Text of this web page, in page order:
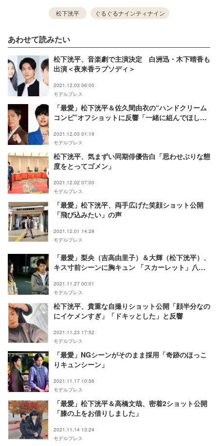
松下洸平 ぐるぐるナインティナイン
あわせて読みたい
松下洸平、音楽劇で主演決定 白洲迅・木下晴香も
出演＜夜来香ラプソディ＞
2021.12.03 06:00
モデルプレス
「最愛」松下洸平＆佐久間由衣の“ハンドクリーム
コンビ”オフショットに反響「一緒に組んでほし
2021.12.03 01:19
モデルプレス
松下洸平、気まずい同期俳優告白「思わせぶりな態
度をとってゴメン」
2021.12.02 07:00
モデルプレス
「最愛」松下洸平、両手広げた笑顔ショット公開
「飛び込みたい」の声
2021.12.01 14:28
モデルプレス
「最愛」梨央（吉高由里子）＆大輝（松下洸平）、
キス寸前シーンに胸キュン 「スカーレット」八郎
2021.11.27 00:01
モデルプレス
松下洸平、貴重な自撮りショット公開「顔半分なの
にイケメンすぎ」「ドキッとした」と反響
2021.11.23 17:52
モデルプレス
「最愛」NGシーンがそのまま採用「奇跡のほっこ
りキュンシーン」
2021.11.17 10:56
モデルプレス
「最愛」松下洸平＆高橋文哉、密着2ショット公開
「膝の上をお借りしました」
2021.11.14 13:24
モデルプレス